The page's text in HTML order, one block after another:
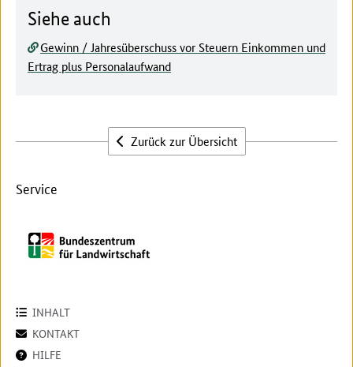
Siehe auch
Gewinn / Jahresüberschuss vor Steuern Einkommen und
Ertrag plus Personalaufwand
Zurück zur Übersicht
Service
INHALT
KONTAKT
HILFE